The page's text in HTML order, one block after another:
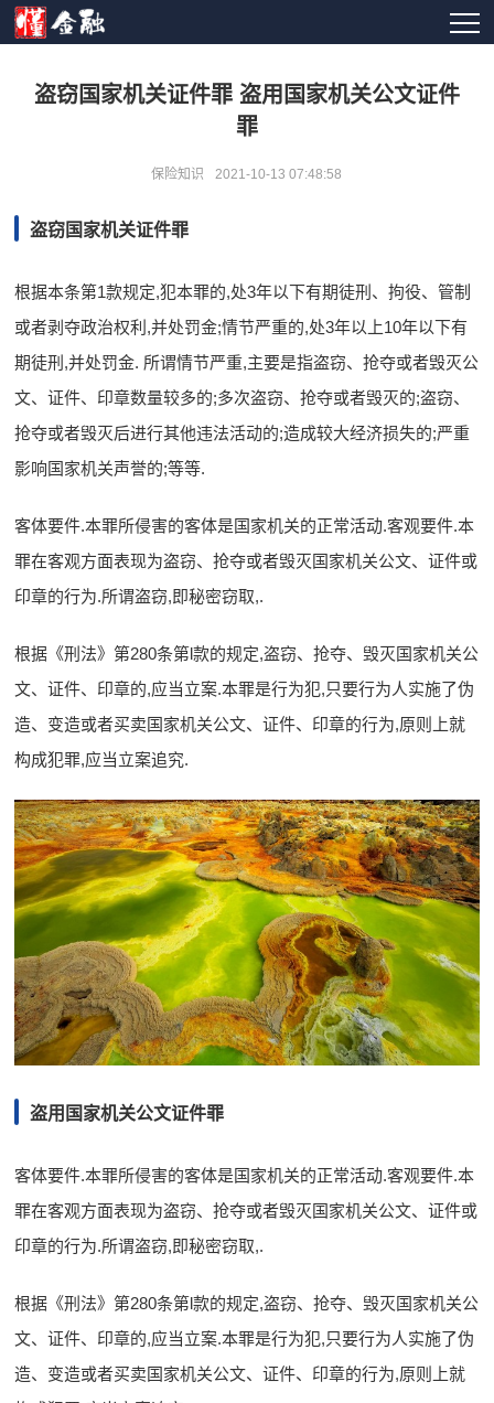
盗窃国家机关证件罪 盗用国家机关公文证件
罪
保险知识 2021-10-13 07:48:58
盗窃国家机关证件罪
根据本条第1款规定,犯本罪的,处3年以下有期徒刑、拘役、管制
或者剥夺政治权利,并处罚金;情节严重的,处3年以上10年以下有
期徒刑,并处罚金. 所谓情节严重,主要是指盗窃、抢夺或者毁灭公
文、证件、印章数量较多的;多次盗窃、抢夺或者毁灭的;盗窃、
抢夺或者毁灭后进行其他违法活动的;造成较大经济损失的;严重
影响国家机关声誉的;等等.
客体要件.本罪所侵害的客体是国家机关的正常活动.客观要件.本
罪在客观方面表现为盗窃、抢夺或者毁灭国家机关公文、证件或
印章的行为.所谓盗窃,即秘密窃取,.
根据《刑法》第280条第l款的规定,盗窃、抢夺、毁灭国家机关公
文、证件、印章的,应当立案.本罪是行为犯,只要行为人实施了伪
造、变造或者买卖国家机关公文、证件、印章的行为,原则上就
构成犯罪,应当立案追究.
盗用国家机关公文证件罪
客体要件.本罪所侵害的客体是国家机关的正常活动.客观要件.本
罪在客观方面表现为盗窃、抢夺或者毁灭国家机关公文、证件或
印章的行为.所谓盗窃,即秘密窃取,.
根据《刑法》第280条第l款的规定,盗窃、抢夺、毁灭国家机关公
文、证件、印章的,应当立案.本罪是行为犯,只要行为人实施了伪
造、变造或者买卖国家机关公文、证件、印章的行为,原则上就